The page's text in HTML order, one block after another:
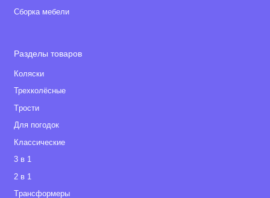
Сборка мебели
Разделы товаров
Коляски
Трехколёсные
Tрости
Для погодок
Классические
3 в 1
2 в 1
Tрансформеры